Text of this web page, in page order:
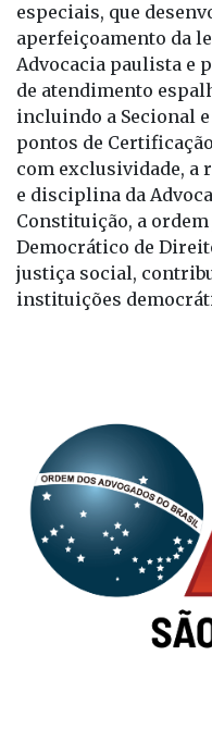
especiais, que
aperfeiçoamento da
Advocacia paulista e
de atendimento
incluindo a Secional e
pontos de
com exclusividade, a
e disciplina da
Constituição, a
Democrático de
justiça social,
instituições